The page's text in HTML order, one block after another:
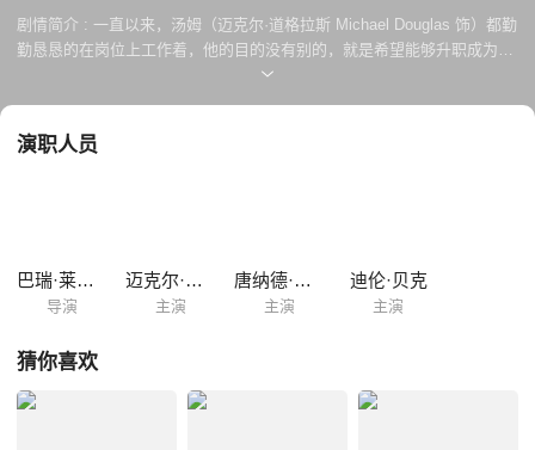
剧情简介 : 一直以来，汤姆（迈克尔·道格拉斯 Michael Douglas 饰）都勤
勤恳恳的在岗位上工作着，他的目的没有别的，就是希望能够升职成为副
总裁。就在汤姆的目标就要达成之时，凭空杀出的美女美迪（黛咪·摩尔
是别人，正是自己的旧情人。 美迪似乎对汤姆旧情难忘，否则也不会把他
演职人员
巴瑞·莱文森
导演
迈克尔·道格拉斯
主演
唐纳德·萨瑟兰
主演
迪伦·贝克
主演
猜你喜欢